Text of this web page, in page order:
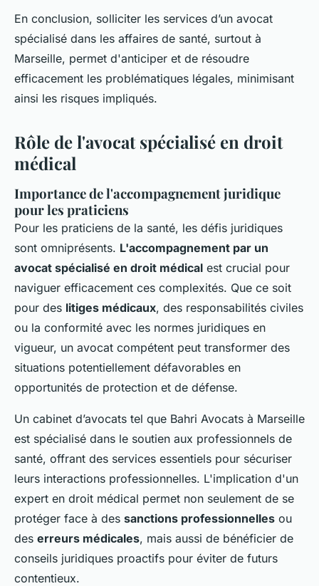
En conclusion, solliciter les services d’un avocat
spécialisé dans les affaires de santé, surtout à
Marseille, permet d'anticiper et de résoudre
efficacement les problématiques légales, minimisant
ainsi les risques impliqués.
Rôle de l'avocat spécialisé en droit
médical
Importance de l'accompagnement juridique
pour les praticiens
Pour les praticiens de la santé, les défis juridiques
sont omniprésents. L'accompagnement par un
avocat spécialisé en droit médical est crucial pour
naviguer efficacement ces complexités. Que ce soit
pour des litiges médicaux, des responsabilités civiles
ou la conformité avec les normes juridiques en
vigueur, un avocat compétent peut transformer des
situations potentiellement défavorables en
opportunités de protection et de défense.
Un cabinet d’avocats tel que Bahri Avocats à Marseille
est spécialisé dans le soutien aux professionnels de
santé, offrant des services essentiels pour sécuriser
leurs interactions professionnelles. L'implication d'un
expert en droit médical permet non seulement de se
protéger face à des sanctions professionnelles ou
des erreurs médicales, mais aussi de bénéficier de
conseils juridiques proactifs pour éviter de futurs
contentieux.